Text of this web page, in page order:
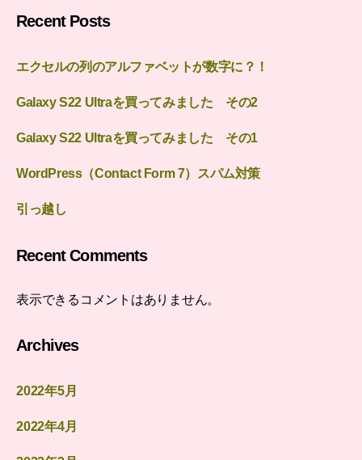
Recent Posts
エクセルの列のアルファベットが数字に？！
Galaxy S22 Ultraを買ってみました その2
Galaxy S22 Ultraを買ってみました その1
WordPress（Contact Form 7）スパム対策
引っ越し
Recent Comments
表示できるコメントはありません。
Archives
2022年5月
2022年4月